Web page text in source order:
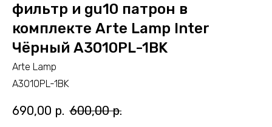
фильтр и gu10 патрон в
комплекте Arte Lamp Inter
Чёрный A3010PL-1BK
Arte Lamp
A3010PL-1BK
690,00 р. 600,00 р.